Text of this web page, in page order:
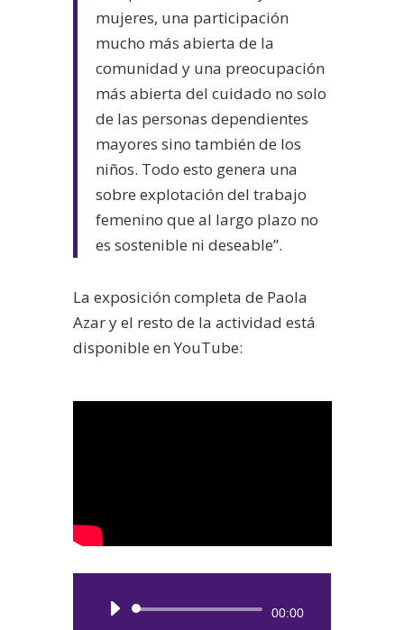
mujeres, una participación
mucho más abierta de la
comunidad y una preocupación
más abierta del cuidado no solo
de las personas dependientes
mayores sino también de los
niños. Todo esto genera una
sobre explotación del trabajo
femenino que al largo plazo no
es sostenible ni deseable”.
La exposición completa de Paola
Azar y el resto de la actividad está
disponible en YouTube:
Reproductor
00:00